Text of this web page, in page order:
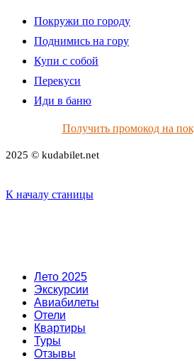
Покружи по городу
Поднимись на гору
Купи с собой
Перекуси
Иди в баню
Получить промокод на
2025 © kudabilet.net
К началу станицы
Лето 2025
Экскурсии
Авиабилеты
Отели
Квартиры
Туры
Отзывы